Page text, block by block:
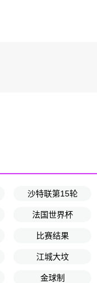
沙特联第15轮
法国世界杯
比赛结果
江城大坟
金球制